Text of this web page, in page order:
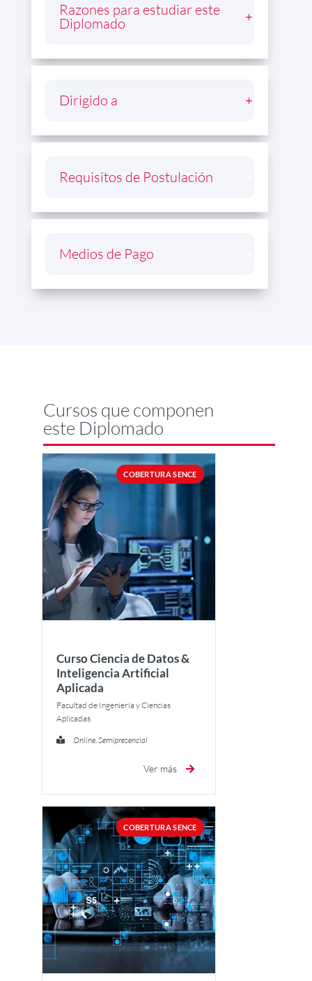
Razones para estudiar este
Diplomado
Dirigido a
Requisitos de Postulación
Medios de Pago
Cursos que componen
este Diplomado
COBERTURA SENCE
Curso Ciencia de Datos &
Inteligencia Artificial
Aplicada
Facultad de Ingeniería y Ciencias
Aplicadas
Online, Semipresencial
Ver más
COBERTURA SENCE